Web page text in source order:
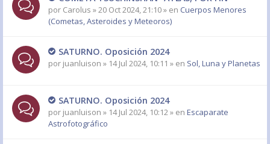
por Carolus » 20 Oct 2024, 21:10 » en Cuerpos Menores
(Cometas, Asteroides y Meteoros)
SATURNO. Oposición 2024
por juanluison » 14 Jul 2024, 10:11 » en Sol, Luna y Planetas
SATURNO. Oposición 2024
por juanluison » 14 Jul 2024, 10:12 » en Escaparate
Astrofotográfico